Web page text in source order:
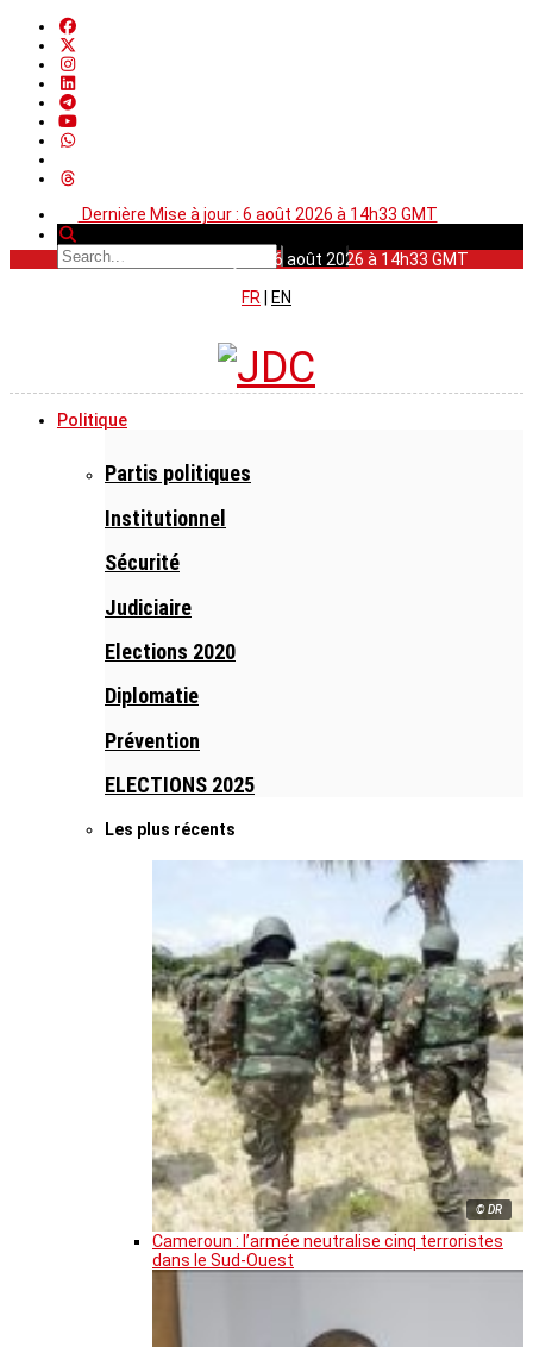
Dernière Mise à jour : 6 août 2026 à 14h33 GMT
Dernière Mise à jour : 6 août 2026 à 14h33 GMT
FR
EN
Politique
Partis politiques
Institutionnel
Sécurité
Judiciaire
Elections 2020
Diplomatie
Prévention
ELECTIONS 2025
Les plus récents
© DR
Cameroun : l’armée neutralise cinq terroristes
dans le Sud-Ouest